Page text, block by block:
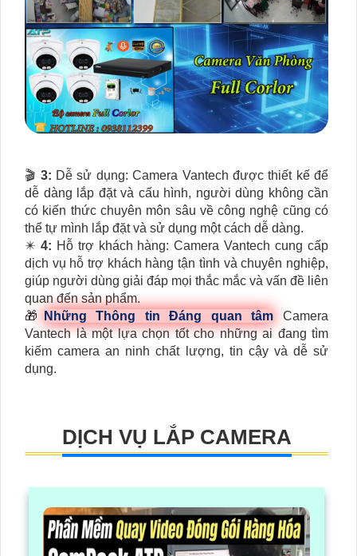
🎬 3: Dễ sử dụng: Camera Vantech được thiết kế để
dễ dàng lắp đặt và cấu hình, người dùng không cần
có kiến thức chuyên môn sâu về công nghệ cũng có
thể tự mình lắp đặt và sử dụng một cách dễ dàng.
✴️ 4: Hỗ trợ khách hàng: Camera Vantech cung cấp
dịch vụ hỗ trợ khách hàng tận tình và chuyên nghiệp,
giúp người dùng giải đáp mọi thắc mắc và vấn đề liên
quan đến sản phẩm.
🎁
Những Thông tin Đáng quan tâm Camera
Vantech là một lựa chọn tốt cho những ai đang tìm
kiếm camera an ninh chất lượng, tin cậy và dễ sử
dụng.
DỊCH VỤ LẮP CAMERA